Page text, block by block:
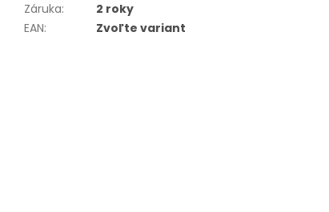
Záruka:
2 roky
EAN: Zvoľte variant